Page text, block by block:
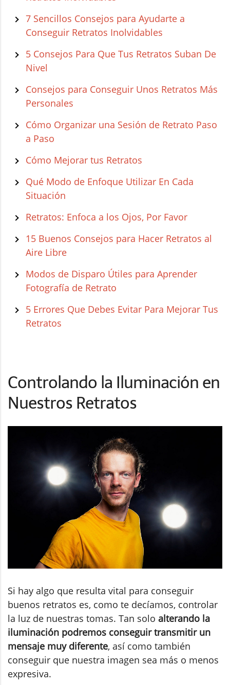
7 Sencillos Consejos para Ayudarte a
Conseguir Retratos Inolvidables
5 Consejos Para Que Tus Retratos Suban De
Nivel
Consejos para Conseguir Unos Retratos Más
Personales
Cómo Organizar una Sesión de Retrato Paso
a Paso
Cómo Mejorar tus Retratos
Qué Modo de Enfoque Utilizar En Cada
Situación
Retratos: Enfoca a los Ojos, Por Favor
15 Buenos Consejos para Hacer Retratos al
Aire Libre
Modos de Disparo Útiles para Aprender
Fotografía de Retrato
5 Errores Que Debes Evitar Para Mejorar Tus
Retratos
Controlando la Iluminación en
Nuestros Retratos
Si hay algo que resulta vital para conseguir
buenos retratos es, como te decíamos, controlar
la luz de nuestras tomas. Tan solo alterando la
iluminación podremos conseguir transmitir un
mensaje muy diferente, así como también
conseguir que nuestra imagen sea más o menos
expresiva.